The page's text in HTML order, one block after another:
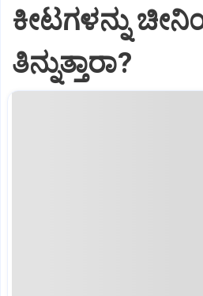
ಕೀಟಗಳನ್ನು
ತಿನ್ನುತ್ತಾರಾ?